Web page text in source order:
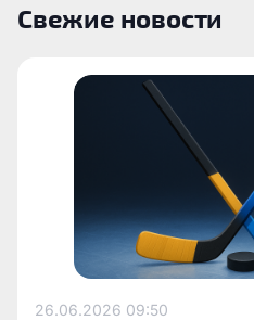
Свежие новости
26.06.2026 09:50